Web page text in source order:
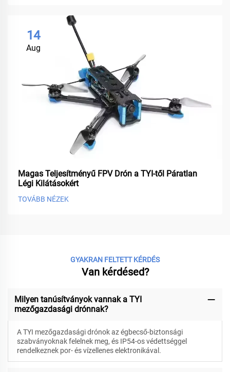
14
Aug
Magas Teljesítményű FPV Drón a TYI-től Páratlan
Légi Kilátásokért
TOVÁBB NÉZEK
GYAKRAN FELTETT KÉRDÉS
Van kérdésed?
Milyen tanúsítványok vannak a TYI
mezőgazdasági drónnak?
A TYI mezőgazdasági drónok az égbecső-biztonsági
szabványoknak felelnek meg, és IP54-os védettséggel
rendelkeznek por- és vízellenes elektronikával.